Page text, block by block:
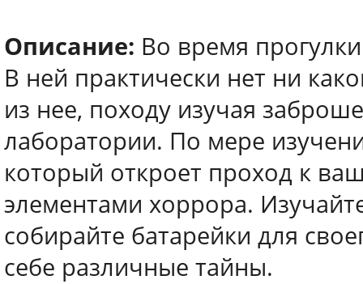
Описание: Во время
В ней практически нет ни
из нее, походу изучая
лаборатории. По мере
который откроет проход к
элементами хоррора.
собирайте батарейки для
себе различные тайны.